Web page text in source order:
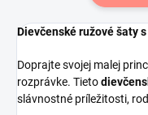
Dievčenské ružové šaty
Doprajte svojej malej
rozprávke. Tieto
slávnostné príležitosti,